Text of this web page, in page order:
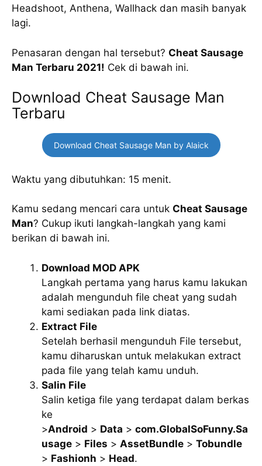
Headshoot, Anthena, Wallhack dan masih banyak
lagi.
Penasaran dengan hal tersebut? Cheat Sausage
Man Terbaru 2021! Cek di bawah ini.
Download Cheat Sausage Man
Terbaru
Download Cheat Sausage Man by Alaick
Waktu yang dibutuhkan: 15 menit.
Kamu sedang mencari cara untuk Cheat Sausage
Man? Cukup ikuti langkah-langkah yang kami
berikan di bawah ini.
Download MOD APK
Langkah pertama yang harus kamu lakukan
adalah mengunduh file cheat yang sudah
kami sediakan pada link diatas.
Extract File
Setelah berhasil mengunduh File tersebut,
kamu diharuskan untuk melakukan extract
pada file yang telah kamu unduh.
Salin File
Salin ketiga file yang terdapat dalam berkas
ke
>Android > Data > com.GlobalSoFunny.Sa
usage > Files > AssetBundle > Tobundle
> Fashionh > Head.